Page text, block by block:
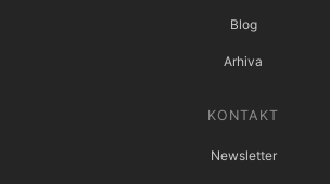
Blog
Arhiva
KONTAKT
Newsletter